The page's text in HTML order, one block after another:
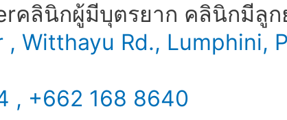
คลินิกผู้มีบุตรยาก คลินิกมีลูก
Witthayu Rd., Lumphini,
, +662 168 8640